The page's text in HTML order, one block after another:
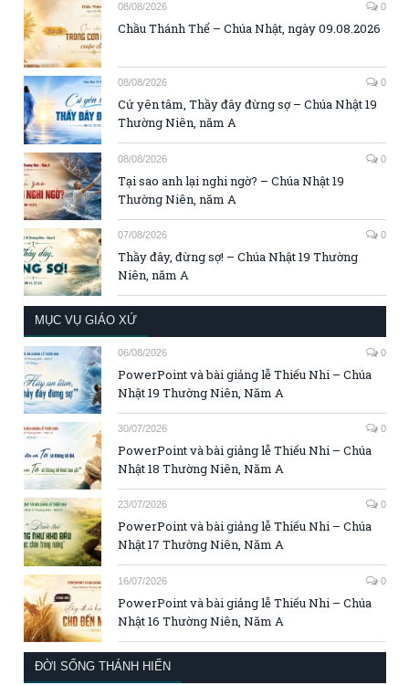
08/08/2026 0
Chầu Thánh Thể – Chúa Nhật, ngày 09.08.2026
08/08/2026 0
Cứ yên tâm, Thầy đây đừng sợ – Chúa Nhật 19
Thường Niên, năm A
08/08/2026 0
Tại sao anh lại nghi ngờ? – Chúa Nhật 19
Thường Niên, năm A
07/08/2026 0
Thầy đây, đừng sợ! – Chúa Nhật 19 Thường
Niên, năm A
MỤC VỤ GIÁO XỨ
06/08/2026 0
PowerPoint và bài giảng lễ Thiếu Nhi – Chúa
Nhật 19 Thường Niên, Năm A
30/07/2026 0
PowerPoint và bài giảng lễ Thiếu Nhi – Chúa
Nhật 18 Thường Niên, Năm A
23/07/2026 0
PowerPoint và bài giảng lễ Thiếu Nhi – Chúa
Nhật 17 Thường Niên, Năm A
16/07/2026 0
PowerPoint và bài giảng lễ Thiếu Nhi – Chúa
Nhật 16 Thường Niên, Năm A
ĐỜI SỐNG THÁNH HIẾN